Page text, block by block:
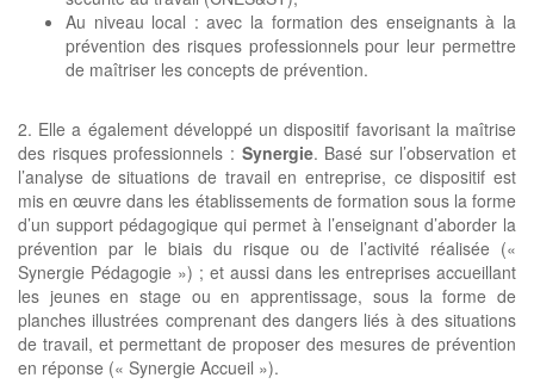
Au niveau local : avec la formation des enseignants à la
prévention des risques professionnels pour leur permettre
de maîtriser les concepts de prévention.
2. Elle a également développé un dispositif favorisant la maîtrise
des risques professionnels : Synergie. Basé sur l’observation et
l’analyse de situations de travail en entreprise, ce dispositif est
mis en œuvre dans les établissements de formation sous la forme
d’un support pédagogique qui permet à l’enseignant d’aborder la
prévention par le biais du risque ou de l’activité réalisée («
Synergie Pédagogie ») ; et aussi dans les entreprises accueillant
les jeunes en stage ou en apprentissage, sous la forme de
planches illustrées comprenant des dangers liés à des situations
de travail, et permettant de proposer des mesures de prévention
en réponse (« Synergie Accueil »).